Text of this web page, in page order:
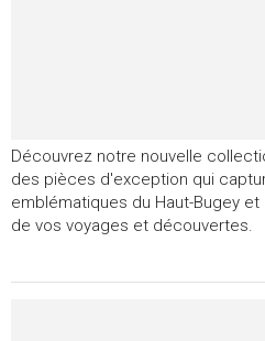
Découvrez notre nouvelle
des pièces d'exception qui
emblématiques du Haut-Bugey
de vos voyages et découvertes.